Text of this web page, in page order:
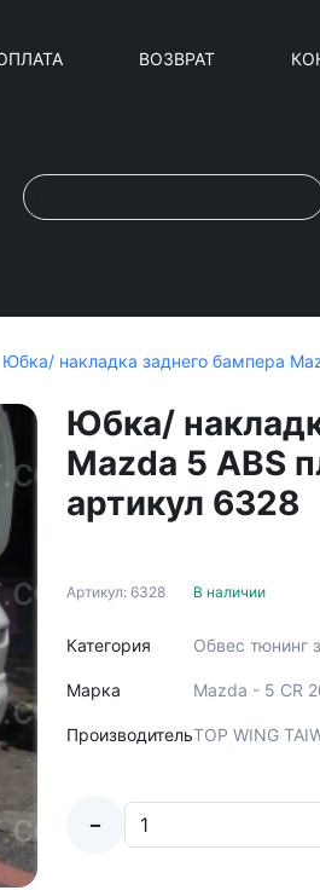
ВОЗВРАТ
Юбка/ накладка заднего бампера
Юбка/
Mazda 5 ABS
артикул 6328
Артикул: 6328
Категория
Марка
Производитель
В наличии
Обвес тюнинг
Mazda - 5 CR
TOP WING
-